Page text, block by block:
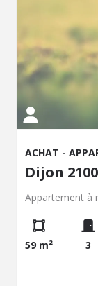
ACHAT -
Dijon
59 m² 3